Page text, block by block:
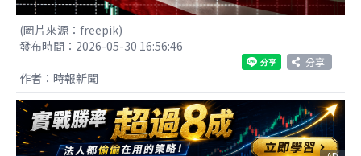
(圖片來源：freepik)
發布時間：2026-05-30 16:56:46
分享
作者：時報新聞